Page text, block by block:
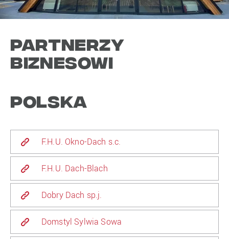
PARTNERZY
BIZNESOWI
Polska
F.H.U. Okno-Dach s.c.
F.H.U. Dach-Blach
Dobry Dach sp.j.
Domstyl Sylwia Sowa